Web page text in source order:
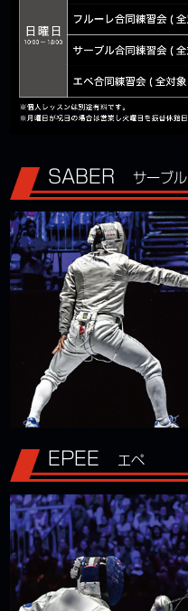
SABER サーブル
EPEE エペ